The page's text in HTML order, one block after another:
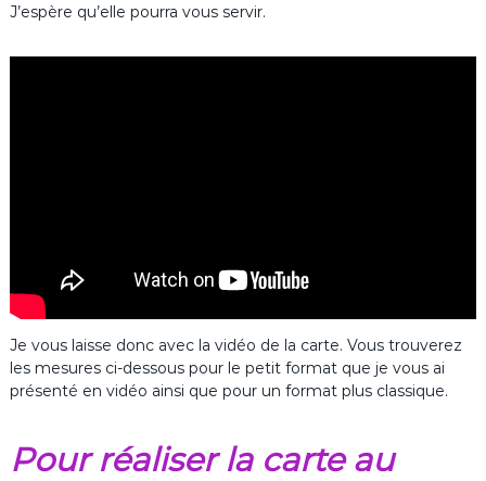
J’espère qu’elle pourra vous servir.
Je vous laisse donc avec la vidéo de la carte. Vous trouverez
les mesures ci-dessous pour le petit format que je vous ai
présenté en vidéo ainsi que pour un format plus classique.
Pour réaliser la carte au